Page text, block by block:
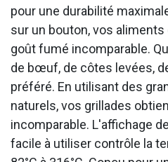
pour une durabilité
sur un bouton, vos
goût fumé incomparable.
de bœuf, de côtes levées,
préféré. En utilisant des
naturels, vos grillades
incomparable. L'affichage
facile à utiliser contrôle la